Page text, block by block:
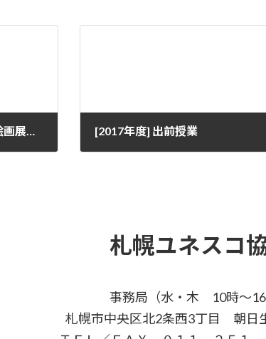
[2017年度] 私のまちのたからもの絵画展・活動紹介パネル展 [2017年度] 出前授業
札幌ユネスコ
事務局（水・木 10時～16
札幌市中央区北2条西3丁目 朝日